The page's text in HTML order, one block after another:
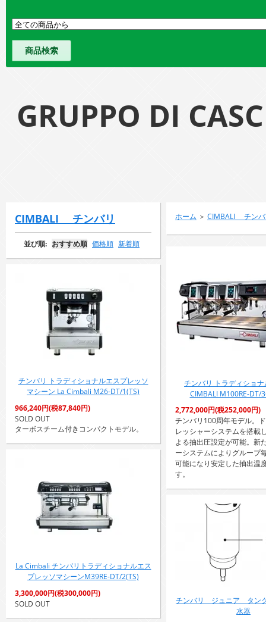
GRUPPO DI
CIMBALI チンバリ
並び順: おすすめ順 価格順 新着順
ホーム ＞ CIMBALI チン
チンバリ トラディショ
CIMBALI M100RE-DT/
2,772,000円(税252,000円)
チンバリ100周年モデル。
レッシャーシステムを搭載
よる抽出圧設定が可能。新
ーシステムによりグループ
可能になり安定した抽出温
す。
チンバリ トラディショナルエスプレッソ
マシーン La Cimbali M26-DT/1(TS)
966,240円(税87,840円)
SOLD OUT
ターボスチーム付きコンパクトモデル。
La Cimbali チンバリトラディショナルエス
プレッソマシーンM39RE-DT/2(TS)
3,300,000円(税300,000円)
SOLD OUT
チンバリ ジュニア タン
水器